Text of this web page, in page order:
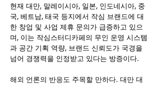
현재 대만, 말레이시아, 일본, 인도네시아, 중
국, 베트남, 태국 등지에서 작심 브랜드에 대
한 창업 및 사업 제휴 문의가 급증하고 있으
며, 이는 작심스터디카페의 무인 운영 시스템
과 공간 기획 역량, 브랜드 신뢰도가 국경을
넘어 경쟁력을 인정받고 있다는 방증이다.
해외 언론의 반응도 주목할 만하다. 대만 대